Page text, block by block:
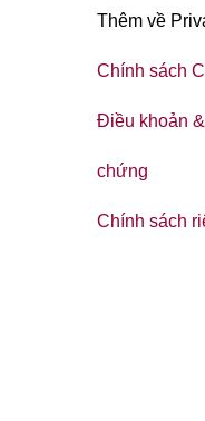
Thêm về
Chính sách
Điều khoản
chứng
Chính sách